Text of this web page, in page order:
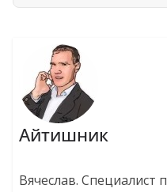
Айтишник
Вячеслав. Специалист